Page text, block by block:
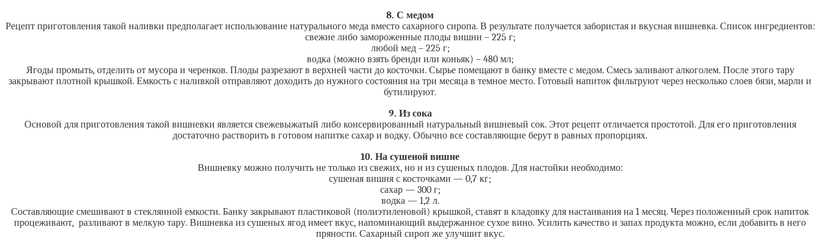
8. С медом
Рецепт приготовления такой наливки предполагает использование натурального меда вместо сахарного сиропа. В результате получается забористая и вкусная вишневка. Список ингредиентов:
свежие либо замороженные плоды вишни – 225 г;
любой мед – 225 г;
водка (можно взять бренди или коньяк) – 480 мл;
Ягоды промыть, отделить от мусора и черенков. Плоды разрезают в верхней части до косточки. Сырье помещают в банку вместе с медом. Смесь заливают алкоголем. После этого тару
закрывают плотной крышкой. Емкость с наливкой отправляют доходить до нужного состояния на три месяца в темное место. Готовый напиток фильтруют через несколько слоев бязи, марли и
бутилируют.
9. Из сока
Основой для приготовления такой вишневки является свежевыжатый либо консервированный натуральный вишневый сок. Этот рецепт отличается простотой. Для его приготовления
достаточно растворить в готовом напитке сахар и водку. Обычно все составляющие берут в равных пропорциях.
10. На сушеной вишне
Вишневку можно получить не только из свежих, но и из сушеных плодов. Для настойки необходимо:
сушеная вишня с косточками — 0,7 кг;
сахар — 300 г;
водка — 1,2 л.
Составляющие смешивают в стеклянной емкости. Банку закрывают пластиковой (полиэтиленовой) крышкой, ставят в кладовку для настаивания на 1 месяц. Через положенный срок напиток
процеживают, разливают в мелкую тару. Вишневка из сушеных ягод имеет вкус, напоминающий выдержанное сухое вино. Усилить качество и запах продукта можно, если добавить в него
пряности. Сахарный сироп же улучшит вкус.